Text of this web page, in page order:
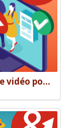
Facturation électronique : notre vidéo pour être prêt le 1er septembre